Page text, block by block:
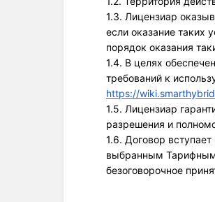
1.3. Лицензиар
если оказание таких
порядок оказания
1.4. В целях
https://
1.5. Лицензиар
разрешения и
1.6. Договор
выбранным Тарифным
безоговорочное